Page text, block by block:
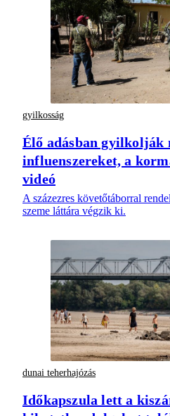
gyilkosság
Élő adásban gyilkolják
influenszereket, a
videó
A százezres követőtáborral
szeme láttára végzik ki.
dunai teherhajózás
Időkapszula lett a